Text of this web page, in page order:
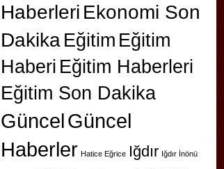
Haberleri Ekonomi Son
Dakika Eğitim Eğitim
Haberi Eğitim Haberleri
Eğitim Son Dakika
GüncelGüncel
Haberler Hatice Eğrice Iğdır Iğdır İnönü